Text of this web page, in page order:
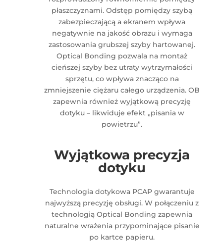
płaszczyznami. Odstęp pomiędzy szybą
zabezpieczającą a ekranem wpływa
negatywnie na jakość obrazu i wymaga
zastosowania grubszej szyby hartowanej.
Optical Bonding pozwala na montaż
cieńszej szyby bez utraty wytrzymałości
sprzętu, co wpływa znacząco na
zmniejszenie ciężaru całego urządzenia. OB
zapewnia również wyjątkową precyzję
dotyku – likwiduje efekt „pisania w
powietrzu”.
Wyjątkowa precyzja
dotyku
Technologia dotykowa PCAP gwarantuje
najwyższą precyzję obsługi. W połączeniu z
technologią Optical Bonding zapewnia
naturalne wrażenia przypominające pisanie
po kartce papieru.